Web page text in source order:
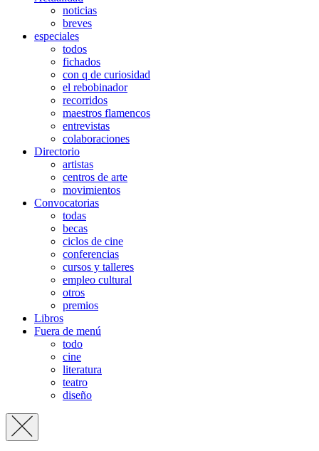
noticias
breves
especiales
todos
fichados
con q de curiosidad
el rebobinador
recorridos
maestros flamencos
entrevistas
colaboraciones
Directorio
artistas
centros de arte
movimientos
Convocatorias
todas
becas
ciclos de cine
conferencias
cursos y talleres
empleo cultural
otros
premios
Libros
Fuera de menú
todo
cine
literatura
teatro
diseño